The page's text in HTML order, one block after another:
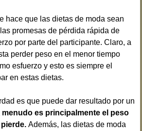
hace que las dietas de moda sean
promesas de pérdida rápida de
por parte del participante. Claro, a
perder peso en el menor tiempo
esfuerzo y esto es siempre el
en estas dietas.
es que puede dar resultado por un
menudo es principalmente el peso
Además, las dietas de moda